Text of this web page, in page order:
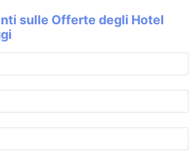
sulle Offerte degli Hotel